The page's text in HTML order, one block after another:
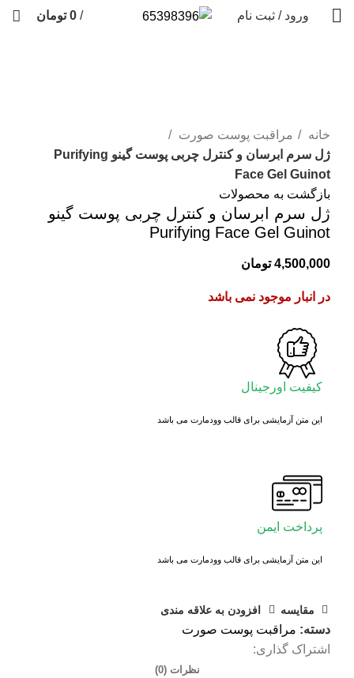
ورود / ثبت نام /
0 تومان
خانه
مراقبت پوست صورت
ژل سرم ابرسان و کنترل چربی پوست گینو Purifying
Face Gel Guinot
بازگشت به محصولات
ژل سرم ابرسان و کنترل چربی پوست گینو
Purifying Face Gel Guinot
4,500,000 تومان
در انبار موجود نمی باشد
کیفیت اورجینال
این متن آزمایشی برای قالب وودمارت می باشد
پرداخت ایمن
این متن آزمایشی برای قالب وودمارت می باشد
مقايسه افزودن به علاقه مندی
دسته: مراقبت پوست صورت
اشتراک گذاری:
نظرات (0)